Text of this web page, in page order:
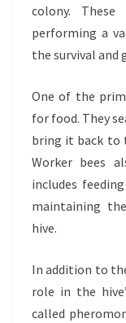
colony.
performing a
the survival and
One of the
for food. They
bring it back to
Worker bees
includes
maintaining
hive.
In addition to
role in the
called